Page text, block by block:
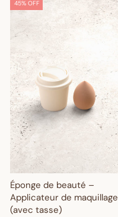
45% OFF
Éponge de beauté –
Applicateur de maquillage
(avec tasse)